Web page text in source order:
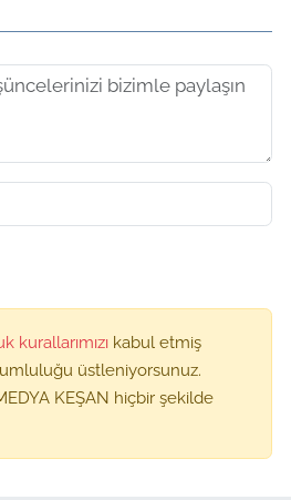
kurallarımızı kabul etmiş
üstleniyorsunuz.
KEŞAN hiçbir şekilde